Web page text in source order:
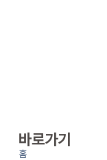
바로가기
홈